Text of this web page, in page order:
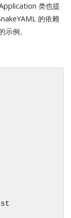
类也提
的依赖
例。